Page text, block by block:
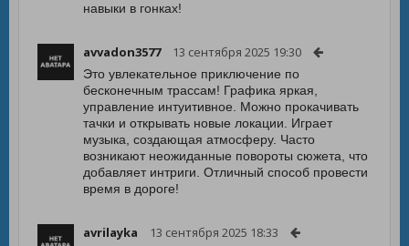
навыки в гонках!
avvadon3577 13 сентября 2025 19:30
Это увлекательное приключение по
бесконечным трассам! Графика яркая,
управление интуитивное. Можно прокачивать
тачки и открывать новые локации. Играет
музыка, создающая атмосферу. Часто
возникают неожиданные повороты сюжета, что
добавляет интриги. Отличный способ провести
время в дороге!
avrilayka 13 сентября 2025 18:33